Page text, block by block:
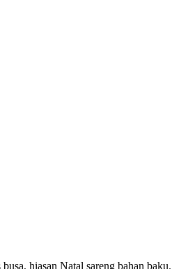
hiasan Natal sareng bahan